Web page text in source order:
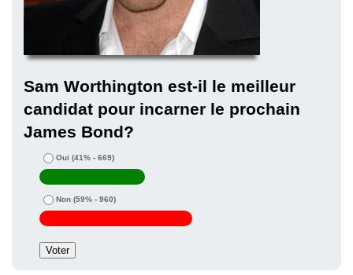
Sam Worthington est-il le meilleur
candidat pour incarner le prochain
James Bond?
Oui (41% - 669)
Non (59% - 960)